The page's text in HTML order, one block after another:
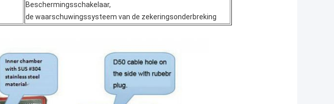
Beschermingsschakelaar,
de waarschuwingssysteem van de zekeringsonderbreking